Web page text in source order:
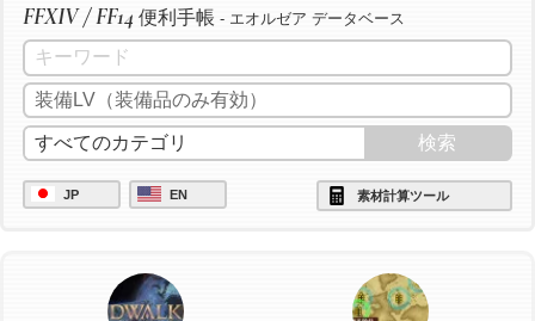
FFXIV / FF14 便利手帳 - エオルゼア データベース
JP EN 素材計算ツール